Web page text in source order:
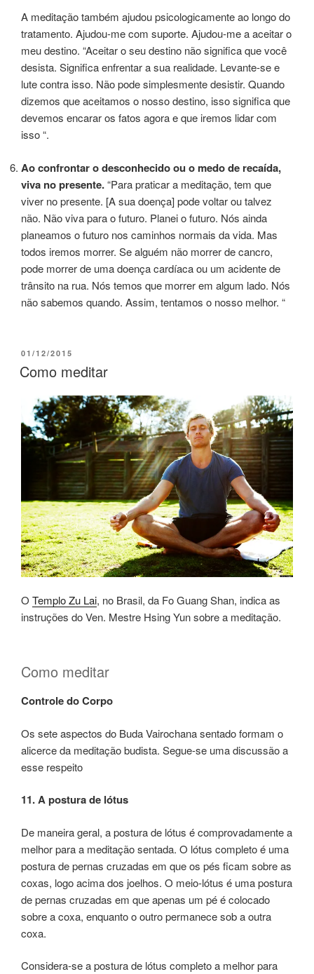
A meditação também ajudou psicologicamente ao longo do
tratamento. Ajudou-me com suporte. Ajudou-me a aceitar o
meu destino. “Aceitar o seu destino não significa que você
desista. Significa enfrentar a sua realidade. Levante-se e
lute contra isso. Não pode simplesmente desistir. Quando
dizemos que aceitamos o nosso destino, isso significa que
devemos encarar os fatos agora e que iremos lidar com
isso “.
Ao confrontar o desconhecido ou o medo de recaída,
viva no presente.“Para praticar a meditação, tem que
viver no presente. [A sua doença] pode voltar ou talvez
não. Não viva para o futuro. Planei o futuro. Nós ainda
planeamos o futuro nos caminhos normais da vida. Mas
todos iremos morrer. Se alguém não morrer de cancro,
pode morrer de uma doença cardíaca ou um acidente de
trânsito na rua. Nós temos que morrer em algum lado. Nós
não sabemos quando. Assim, tentamos o nosso melhor. “
01/12/2015
Como meditar
O Templo Zu Lai, no Brasil, da Fo Guang Shan, indica as
instruções do Ven. Mestre Hsing Yun sobre a meditação.
Como meditar
Controle do Corpo
Os sete aspectos do Buda Vairochana sentado formam o
alicerce da meditação budista. Segue-se uma discussão a
esse respeito
11. A postura de lótus
De maneira geral, a postura de lótus é comprovadamente a
melhor para a meditação sentada. O lótus completo é uma
postura de pernas cruzadas em que os pés ficam sobre as
coxas, logo acima dos joelhos. O meio-lótus é uma postura
de pernas cruzadas em que apenas um pé é colocado
sobre a coxa, enquanto o outro permanece sob a outra
coxa.
Considera-se a postura de lótus completo a melhor para